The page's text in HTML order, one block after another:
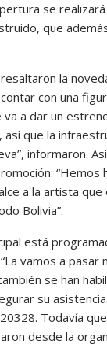
se
que
la
con una
va a dar un
así que la
informaron.
“Hemos
a la artista que
Bolivia”.
está
vamos a pasar
se han
su
Todavía
desde la